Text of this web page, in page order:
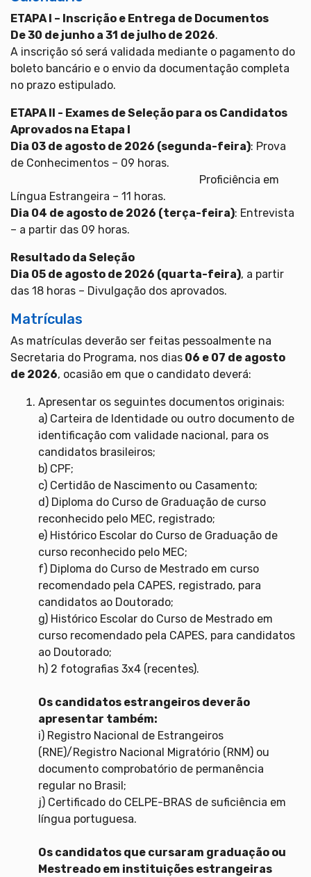
ETAPA I – Inscrição e Entrega de Documentos
De 30 de junho a 31 de julho de 2026.
A inscrição só será validada mediante o pagamento do
boleto bancário e o envio da documentação completa
no prazo estipulado.
ETAPA II - Exames de Seleção para os Candidatos
Aprovados na Etapa I
Dia 03 de agosto de 2026 (segunda-feira): Prova
de Conhecimentos – 09 horas.
Proficiência em
Língua Estrangeira – 11 horas.
Dia 04 de agosto de 2026 (terça-feira): Entrevista
– a partir das 09 horas.
Resultado da Seleção
Dia 05 de agosto de 2026 (quarta-feira), a partir
das 18 horas – Divulgação dos aprovados.
Matrículas
As matrículas deverão ser feitas pessoalmente na
Secretaria do Programa, nos dias 06 e 07 de agosto
de 2026, ocasião em que o candidato deverá:
Apresentar os seguintes documentos originais:
a) Carteira de Identidade ou outro documento de
identificação com validade nacional, para os
candidatos brasileiros;
b) CPF;
c) Certidão de Nascimento ou Casamento;
d) Diploma do Curso de Graduação de curso
reconhecido pelo MEC, registrado;
e) Histórico Escolar do Curso de Graduação de
curso reconhecido pelo MEC;
f) Diploma do Curso de Mestrado em curso
recomendado pela CAPES, registrado, para
candidatos ao Doutorado;
g) Histórico Escolar do Curso de Mestrado em
curso recomendado pela CAPES, para candidatos
ao Doutorado;
h) 2 fotografias 3x4 (recentes).
Os candidatos estrangeiros deverão
apresentar também:
i) Registro Nacional de Estrangeiros
(RNE)/Registro Nacional Migratório (RNM) ou
documento comprobatório de permanência
regular no Brasil;
j) Certificado do CELPE-BRAS de suficiência em
língua portuguesa.
Os candidatos que cursaram graduação ou
Mestreado em instituições estrangeiras